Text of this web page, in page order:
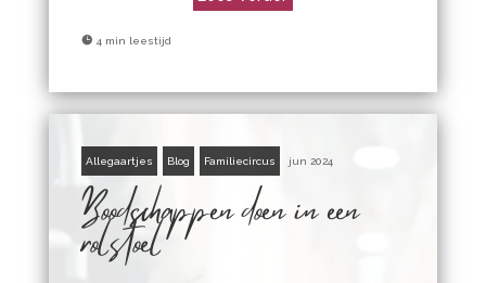
 4 min leestijd
Allegaartjes Blog Familiecircus jun 2024
Boodschappen doen in een
rolstoel